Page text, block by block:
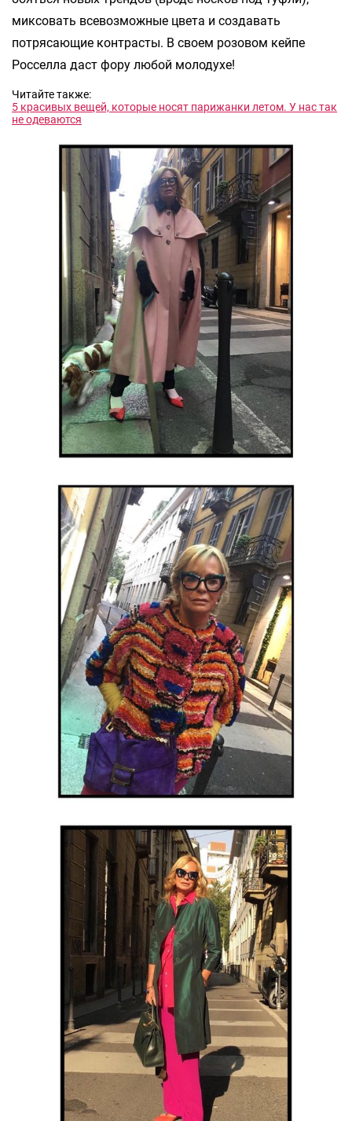
миксовать всевозможные цвета и создавать
потрясающие контрасты. В своем розовом кейпе
Росселла даст фору любой молодухе!
Читайте также:
5 красивых вещей, которые носят парижанки летом. У нас так
не одеваются